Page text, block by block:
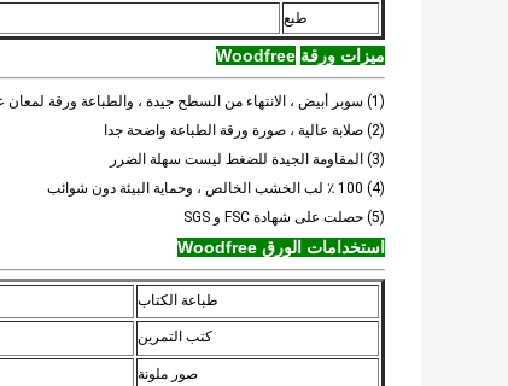
طبع
ميزات ورقة Woodfree
(1) سوبر أبيض ، الانتهاء من السطح جيدة ، والطباعة ورقة لمعان عالية ، والألوان الزاهية ، وارتفاع صورة مختصرة اللون
(2) صلابة عالية ، صورة ورقة الطباعة واضحة جدا
(3) المقاومة الجيدة للضغط ليست سهلة الضرر
(4) 100 ٪ لب الخشب الخالص ، وحماية البيئة دون شوائب
(5) حصلت على شهادة FSC و SGS
استخدامات الورق Woodfree
طباعة الكتاب
كتب التمرين
صور ملونة